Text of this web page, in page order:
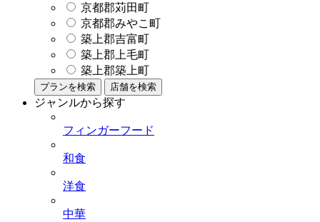
京都郡苅田町
京都郡みやこ町
築上郡吉富町
築上郡上毛町
築上郡築上町
プランを検索 店舗を検索
ジャンルから探す
フィンガーフード
和食
洋食
中華